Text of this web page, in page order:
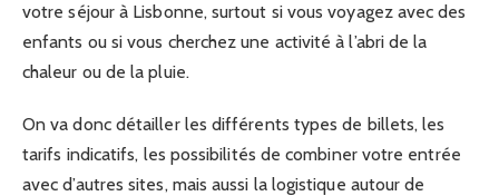
votre séjour à Lisbonne, surtout si vous voyagez avec des
enfants ou si vous cherchez une activité à l’abri de la
chaleur ou de la pluie.
On va donc détailler les différents types de billets, les
tarifs indicatifs, les possibilités de combiner votre entrée
avec d’autres sites, mais aussi la logistique autour de